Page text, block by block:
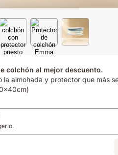
colchón al mejor descuento.
la almohada y protector que más